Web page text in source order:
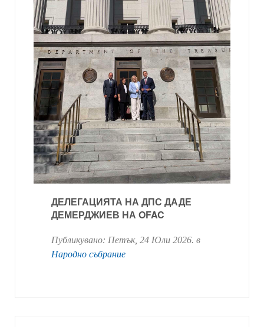
ДЕЛЕГАЦИЯТА НА ДПС ДАДЕ
ДЕМЕРДЖИЕВ НА OFAC
Публикувано: Петък, 24 Юли 2026. в
Народно събрание